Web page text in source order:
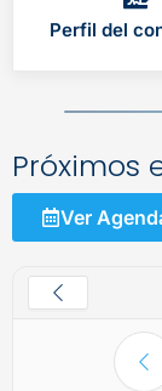
Perfil del
Próximos
Ver